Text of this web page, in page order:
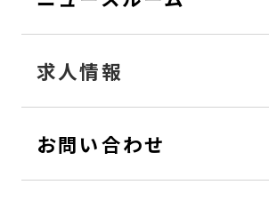
求人情報
お問い合わせ